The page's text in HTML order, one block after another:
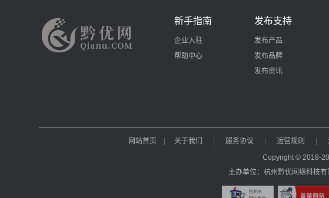
新手指南
企业入驻
帮助中心
发布支持
发布产品
发布品牌
发布资讯
网站首页 | 关于我们 | 服务协议 | 运营规则 |
Copyright © 2018-
主办单位：杭州黔优网络科技有